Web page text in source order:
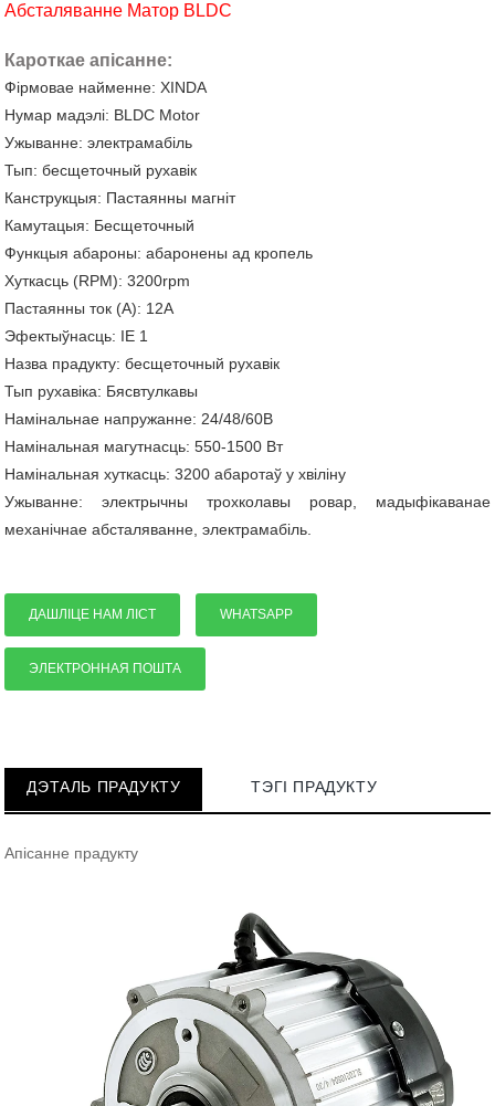
Абсталяванне Матор BLDC
Кароткае апісанне:
Фірмовае найменне: XINDA
Нумар мадэлі: BLDC Motor
Ужыванне: электрамабіль
Тып: бесщеточный рухавік
Канструкцыя: Пастаянны магніт
Камутацыя: Бесщеточный
Функцыя абароны: абаронены ад кропель
Хуткасць (RPM): 3200rpm
Пастаянны ток (A): 12A
Эфектыўнасць: IE 1
Назва прадукту: бесщеточный рухавік
Тып рухавіка: Бясвтулкавы
Намінальнае напружанне: 24/48/60В
Намінальная магутнасць: 550-1500 Вт
Намінальная хуткасць: 3200 абаротаў у хвіліну
Ужыванне: электрычны трохколавы ровар, мадыфікаванае
механічнае абсталяванне, электрамабіль.
ДАШЛІЦЕ НАМ ЛІСТ WHATSAPP
ЭЛЕКТРОННАЯ ПОШТА
ДЭТАЛЬ ПРАДУКТУ ТЭГІ ПРАДУКТУ
Апісанне прадукту